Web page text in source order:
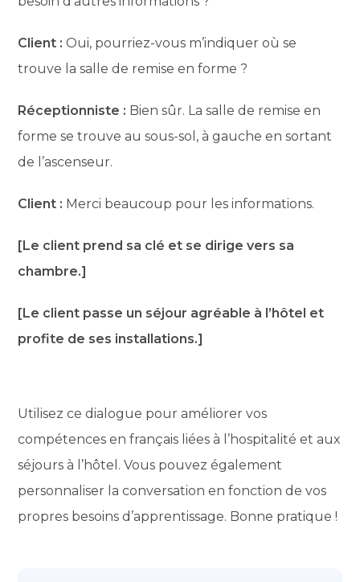
Client : Oui, pourriez-vous m’indiquer où se
trouve la salle de remise en forme ?
Réceptionniste : Bien sûr. La salle de remise en
forme se trouve au sous-sol, à gauche en sortant
de l’ascenseur.
Client : Merci beaucoup pour les informations.
[Le client prend sa clé et se dirige vers sa
chambre.]
[Le client passe un séjour agréable à l’hôtel et
profite de ses installations.]
Utilisez ce dialogue pour améliorer vos
compétences en français liées à l’hospitalité et aux
séjours à l’hôtel. Vous pouvez également
personnaliser la conversation en fonction de vos
propres besoins d’apprentissage. Bonne pratique !